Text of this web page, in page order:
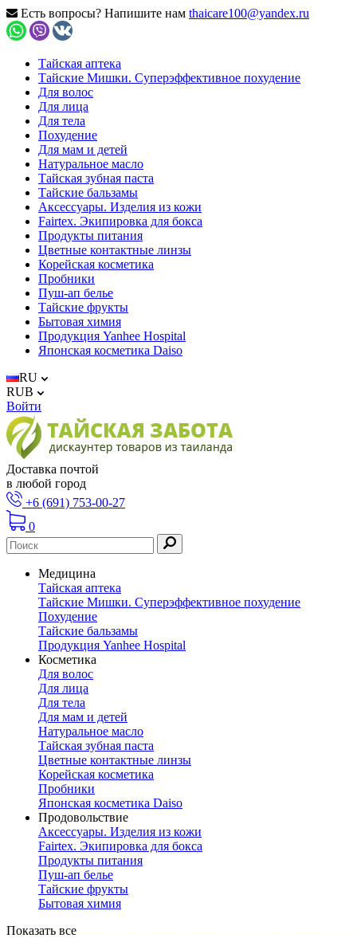
Есть вопросы? Напишите нам thaicare100@yandex.ru
Тайская аптека
Тайские Мишки. Суперэффективное похудение
Для волос
Для лица
Для тела
Похудение
Для мам и детей
Натуральное масло
Тайская зубная паста
Тайские бальзамы
Аксессуары. Изделия из кожи
Fairtex. Экипировка для бокса
Продукты питания
Цветные контактные линзы
Корейская косметика
Пробники
Пуш-ап белье
Тайские фрукты
Бытовая химия
Продукция Yanhee Hospital
Японская косметика Daiso
RU
RUB
Войти
Доставка почтой
в любой город
+6 (691) 753-00-27
0
Медицина
Тайская аптека
Тайские Мишки. Суперэффективное похудение
Похудение
Тайские бальзамы
Продукция Yanhee Hospital
Косметика
Для волос
Для лица
Для тела
Для мам и детей
Натуральное масло
Тайская зубная паста
Цветные контактные линзы
Корейская косметика
Пробники
Японская косметика Daiso
Продовольствие
Аксессуары. Изделия из кожи
Fairtex. Экипировка для бокса
Продукты питания
Пуш-ап белье
Тайские фрукты
Бытовая химия
Показать все